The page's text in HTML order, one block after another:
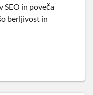
SEO in poveča
berljivost in